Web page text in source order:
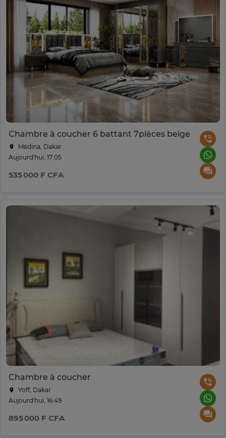
Chambre à coucher 6 battant 7pièces beige
Médina, Dakar
Aujourd'hui, 17:05
535 000 F CFA
Chambre à coucher
Yoff, Dakar
Aujourd'hui, 16:49
895 000 F CFA